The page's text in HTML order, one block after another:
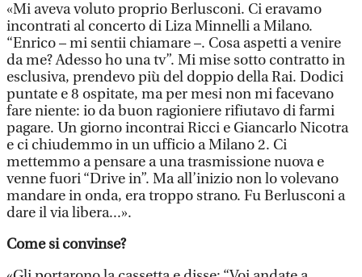
«Mi aveva voluto proprio Berlusconi. Ci eravamo
incontrati al concerto di Liza Minnelli a Milano.
“Enrico – mi sentii chiamare –. Cosa aspetti a venire
da me? Adesso ho una tv”. Mi mise sotto contratto in
esclusiva, prendevo più del doppio della Rai. Dodici
puntate e 8 ospitate, ma per mesi non mi facevano
fare niente: io da buon ragioniere rifiutavo di farmi
pagare. Un giorno incontrai Ricci e Giancarlo Nicotra
e ci chiudemmo in un ufficio a Milano 2. Ci
mettemmo a pensare a una trasmissione nuova e
venne fuori “Drive in”. Ma all’inizio non lo volevano
mandare in onda, era troppo strano. Fu Berlusconi a
dare il via libera...».
Come si convinse?